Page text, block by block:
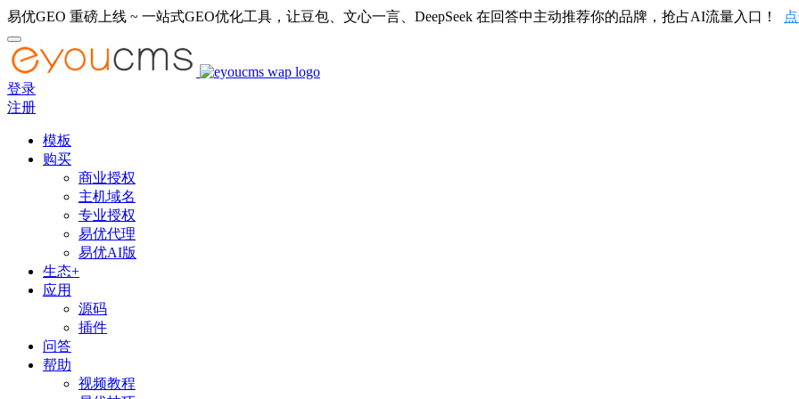
易优GEO 重磅上线 ~ 一站式GEO优化工具，让豆包、文心一言、DeepSeek 在回答中主动推荐你的品牌，抢占AI流量入口！
登录
注册
模板
购买
商业授权
主机域名
专业授权
易优代理
易优AI版
生态+
应用
源码
插件
问答
帮助
视频教程